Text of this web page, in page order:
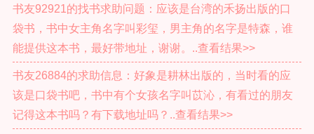
书友92921的找书求助问题：应该是台湾的禾扬出版的口
袋书，书中女主角名字叫彩玺，男主角的名字是特森，谁
能提供这本书，最好带地址，谢谢。..查看结果>>
书友26884的求助信息：好象是耕林出版的，当时看的应
该是口袋书吧，书中有个女孩名字叫苡沁，有看过的朋友
记得这本书吗？有下载地址吗？..查看结果>>